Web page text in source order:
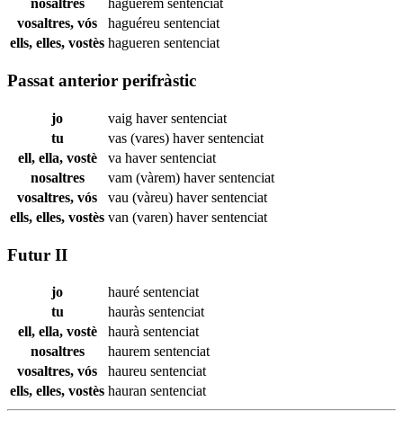
nosaltres haguérem sentenciat
vosaltres, vós
haguéreu sentenciat
ells, elles, vostès hagueren sentenciat
Passat anterior perifràstic
jo vaig haversentenciat
tu
vas (vares) haversentenciat
ell, ella, vostè
va haversentenciat
nosaltres
vam (vàrem) haversentenciat
vosaltres, vós
vau (vàreu) haversentenciat
ells, elles, vostès van (varen) haversentenciat
Futur II
jo hauré sentenciat
tu
hauràs sentenciat
ell, ella, vostè
haurà sentenciat
nosaltres
haurem sentenciat
vosaltres, vós
haureu sentenciat
ells, elles, vostès hauran sentenciat